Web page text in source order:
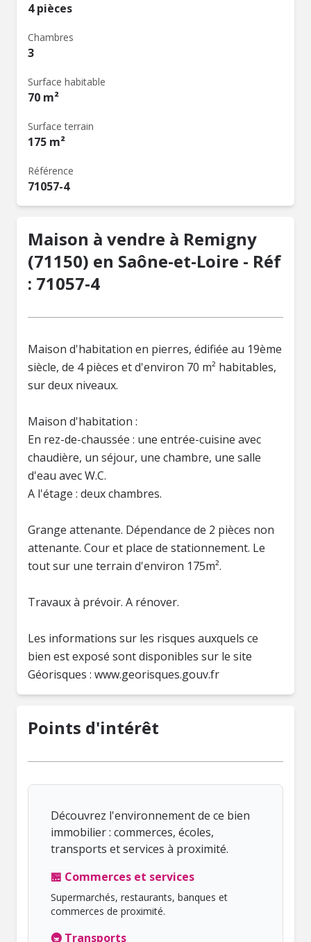
4 pièces
Chambres
3
Surface habitable
70 m²
Surface terrain
175 m²
Référence
71057-4
Maison à vendre à Remigny
(71150) en Saône-et-Loire - Réf
: 71057-4
Maison d'habitation en pierres, édifiée au 19ème
siècle, de 4 pièces et d'environ 70 m² habitables,
sur deux niveaux.
Maison d'habitation :
En rez-de-chaussée : une entrée-cuisine avec
chaudière, un séjour, une chambre, une salle
d'eau avec W.C.
A l'étage : deux chambres.
Grange attenante. Dépendance de 2 pièces non
attenante. Cour et place de stationnement. Le
tout sur une terrain d'environ 175m².
Travaux à prévoir. A rénover.
Les informations sur les risques auxquels ce
bien est exposé sont disponibles sur le site
Géorisques : www.georisques.gouv.fr
Points d'intérêt
Découvrez l'environnement de ce bien
immobilier : commerces, écoles,
transports et services à proximité.
🏪 Commerces et services
Supermarchés, restaurants, banques et
commerces de proximité.
🚇 Transports